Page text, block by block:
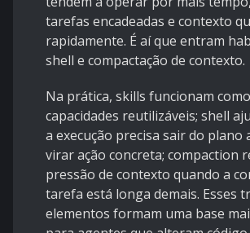
tarefas encadeadas e contexto
rapidamente. É aí que entram
shell e compactação de contexto.
Na prática, skills funcionam como
capacidades reutilizáveis; shell
a execução precisa sair do plano
virar ação concreta; compaction
pressão de contexto quando a
tarefa está longa demais. Esses
elementos formam uma base